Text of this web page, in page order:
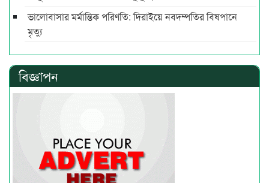
ভালোবাসার মর্মান্তিক পরিণতি: দিরাইয়ে নবদম্পতির বিষপানে
মৃত্যু
বিজ্ঞাপন